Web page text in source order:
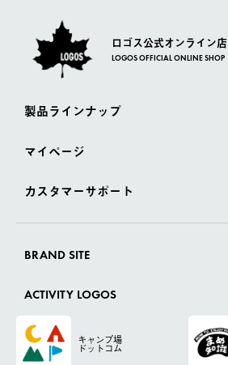
ロゴス公式オンライン店
LOGOS OFFICIAL ONLINE SHOP
製品ラインナップ
マイページ
カスタマーサポート
BRAND SITE
ACTIVITY LOGOS
キャンプ場
ドットコム